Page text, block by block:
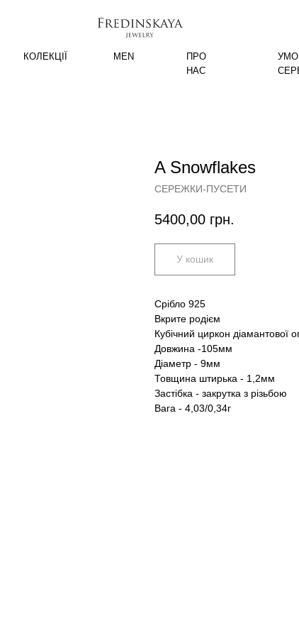
MEN
КОЛЕКЦІЇ
ПРО
НАС
A Snowflakes
СЕРЕЖКИ-ПУСЕТИ
5400,00 грн.
У кошик
Срібло 925
Вкрите родієм
Кубічний циркон діамантової
Довжина -105мм
Діаметр - 9мм
Товщина штирька - 1,2мм
Застібка - закрутка з різьбою
Вага - 4,03/0,34г